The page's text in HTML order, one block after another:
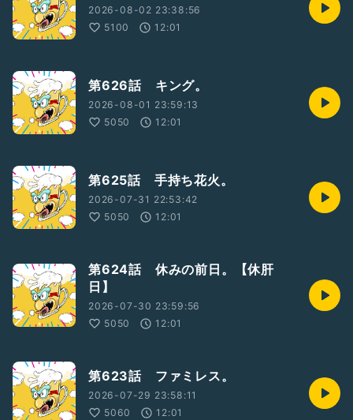
2026-08-02 23:38:56
5100
12:01
第626話 キング。
2026-08-01 23:59:13
5050
12:01
第625話 手持ち花火。
2026-07-31 22:53:42
5050
12:01
第624話 休みの前日。【休肝
日】
2026-07-30 23:59:56
5050
12:01
第623話 ファミレス。
2026-07-29 23:58:11
5060
12:01